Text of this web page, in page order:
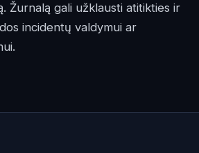
Žurnalą gali užklausti atitikties ir
incidentų valdymui ar